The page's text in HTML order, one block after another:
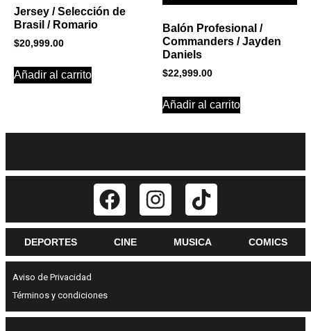
Jersey / Selección de
Brasil / Romario
$20,999.00
Añadir al carrito
Balón Profesional /
Commanders / Jayden
Daniels
$22,999.00
Añadir al carrito
DEPORTES CINE MUSICA COMICS
Aviso de Privacidad
Términos y condiciones